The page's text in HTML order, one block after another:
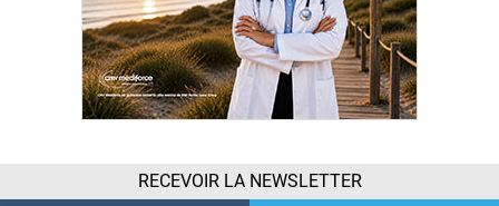
RECEVOIR LA NEWSLETTER